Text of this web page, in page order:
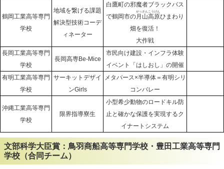
鶴岡工業高等専門
学校
地域を繋げる課題
解決型技術コーデ
ィネーター
白鷹町の邪魔者ブラックバス
で鶴岡市の月山高原
がっさんこうげん
ひまわり
畑を復活！
大作戦
長岡工業高等専門
学校
長岡高専Be-Mice
市民向け建設・インフラ体験
イベント「はしおし」の開催
有明工業高等専門
学校
サーキットデザイ
ンGirls
メタバース×半導体＝有明シリ
コンバレー
沖縄工業高等専門
学校
限界指導寮生
小型希少動物のロードキル防
止と確かな保護を実現するク
イナートシステム
文部科学大臣賞：鳥羽商船高等専門学校・豊田工業高等専門
学校（合同チーム）